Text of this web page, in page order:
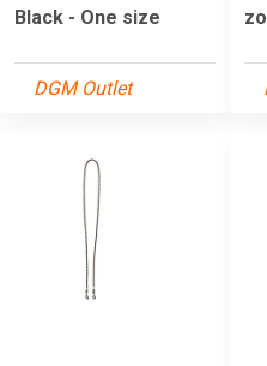
Black - One size
DGM Outlet